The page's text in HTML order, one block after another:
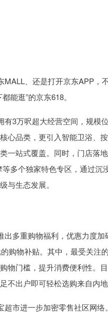
、还是打开京东APP，
能逛”的京东618。
3万呎超大经营空间，规模
心品类，更引入智能卫浴、
一站式覆盖。同时，门店落
多个独家特色专区，通过
与生态发展。
多重购物福利，优惠力度
购物补贴。其中，最受关注
物门槛，提升消费便利性。
不出户即可轻松选购来自内
市进一步加密零售社区网